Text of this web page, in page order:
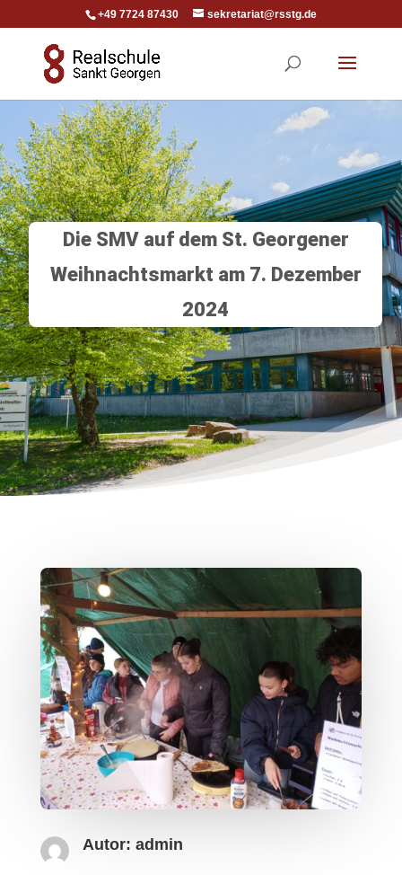
+49 7724 87430 sekretariat@rsstg.de
Die SMV auf dem St. Georgener
Weihnachtsmarkt am 7. Dezember
2024
Autor: admin